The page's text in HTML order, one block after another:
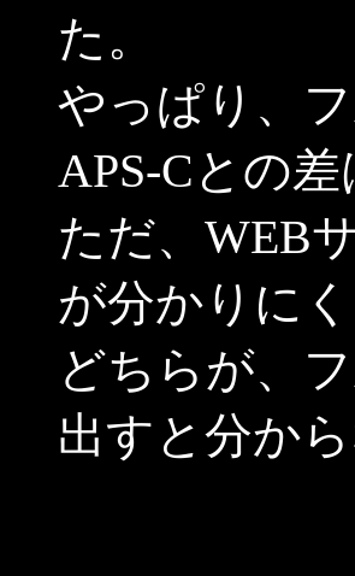
た。
やっぱり、
APS-Cとの
ただ、WEB
が分かりにく
どちらが、
出すと分か